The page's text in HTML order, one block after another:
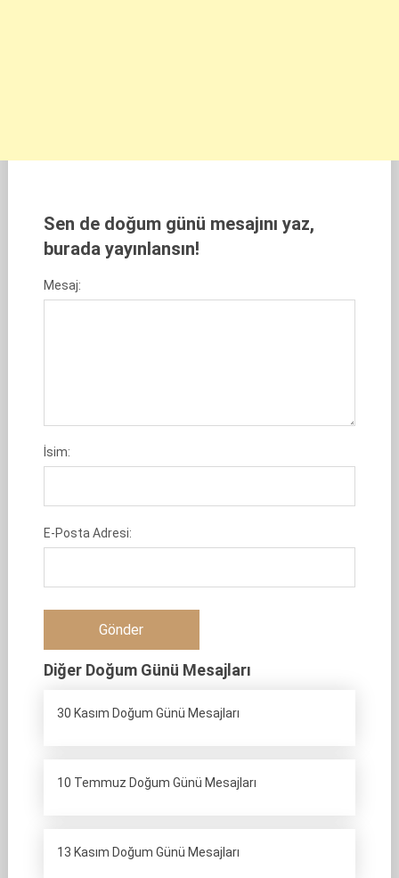
Sen de doğum günü mesajını yaz,
burada yayınlansın!
Mesaj:
İsim:
E-Posta Adresi:
Diğer Doğum Günü Mesajları
30 Kasım Doğum Günü Mesajları
10 Temmuz Doğum Günü Mesajları
13 Kasım Doğum Günü Mesajları